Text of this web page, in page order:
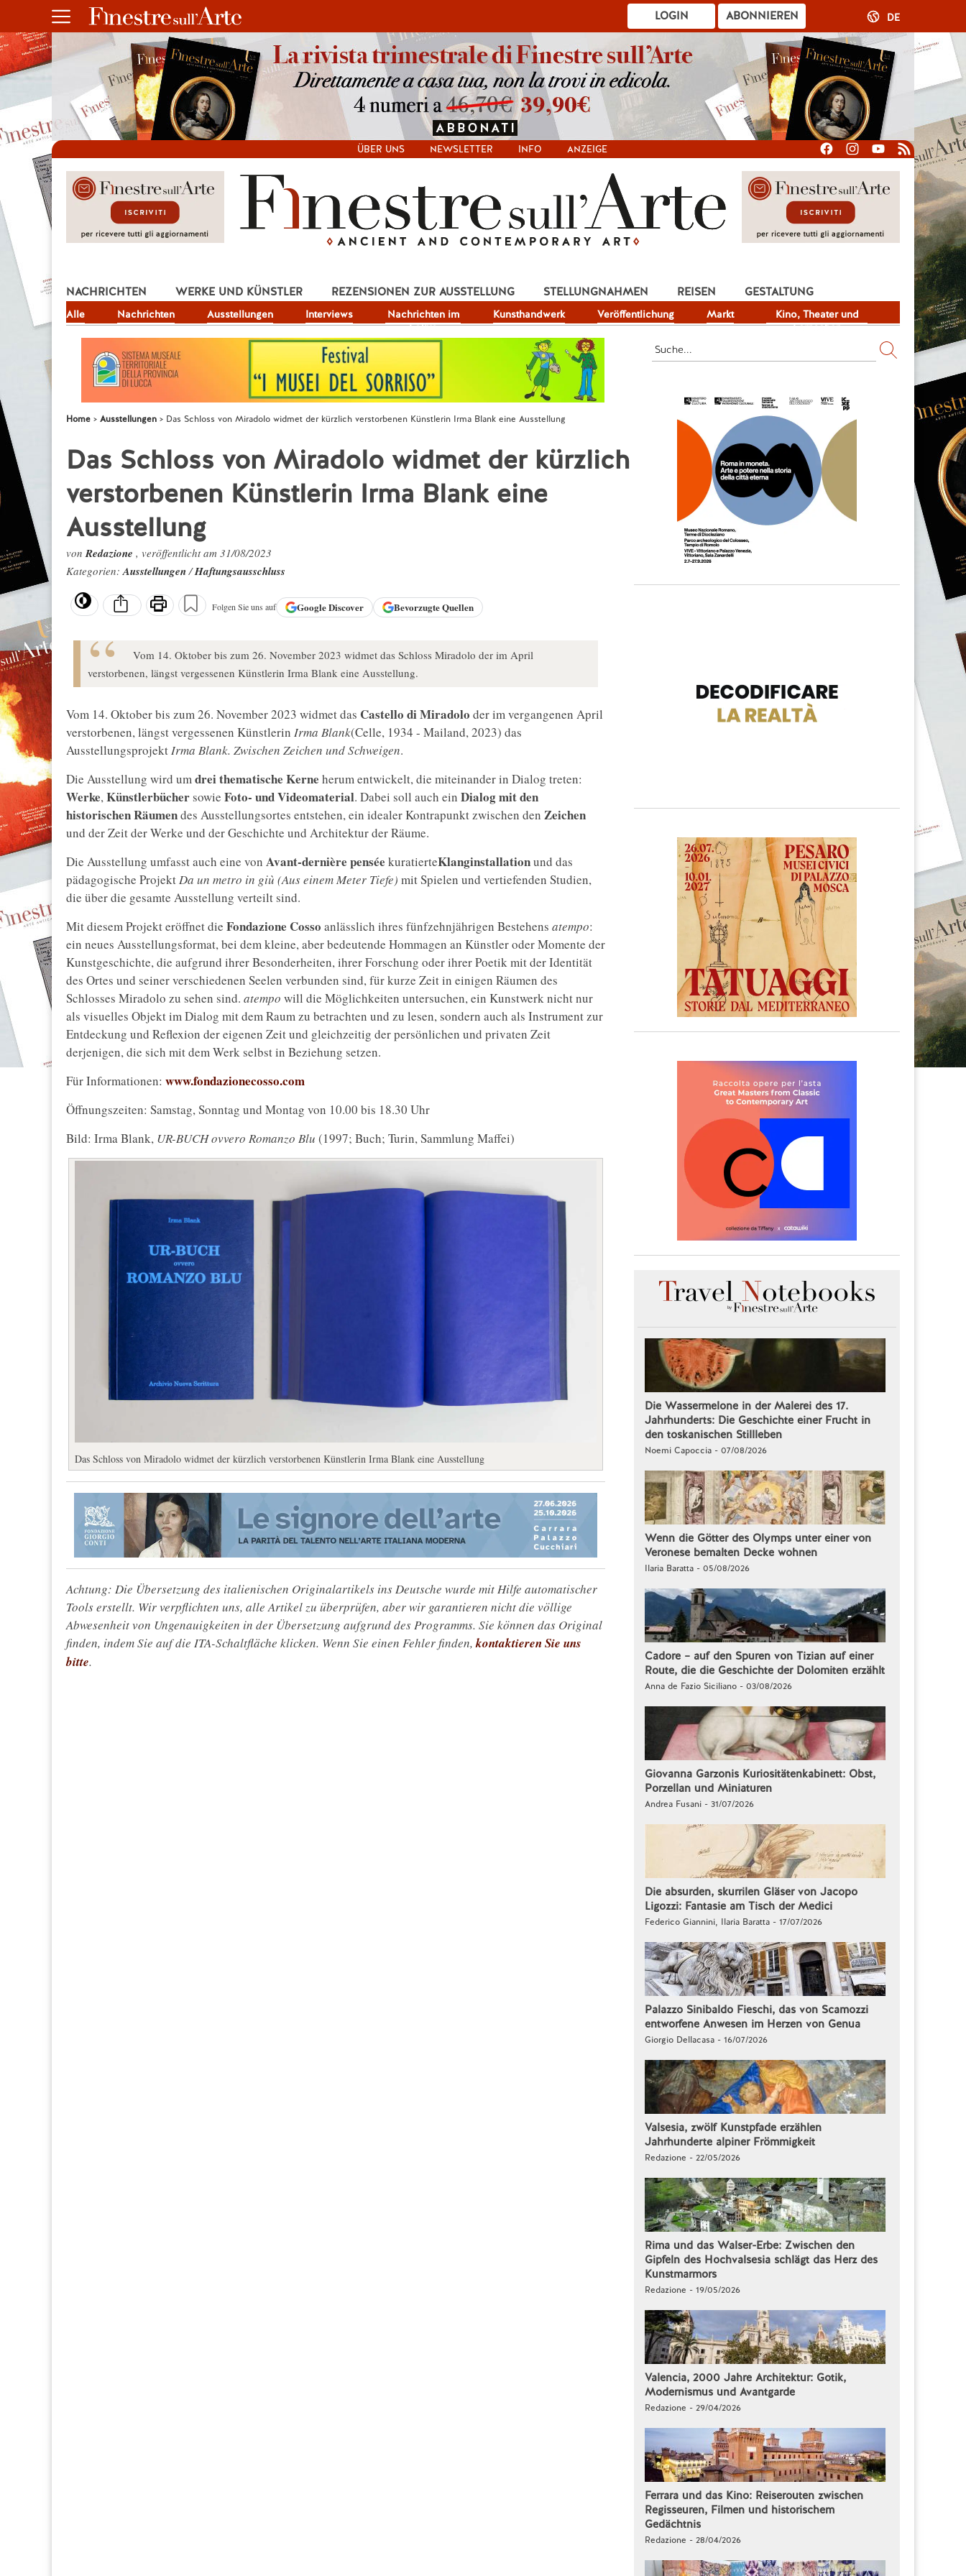
ABONNIEREN
LOGIN DE
ÜBER UNS NEWSLETTER INFO ANZEIGE
NACHRICHTEN
Alle Nachrichten Ausstellungen Interviews
Nachrichten im
Fokus
Kunsthandwerk Veröffentlichung Markt
Kino, Theater und
Fernsehen
WERKE UND KÜNSTLER REZENSIONEN ZUR AUSSTELLUNG STELLUNGNAHMEN REISEN
GESTALTUNG
JOB
Home Ausstellungen Das Schloss von Miradolo widmet der kürzlich verstorbenen Künstlerin Irma Blank eine Ausstellung
Das Schloss von Miradolo widmet der kürzlich
verstorbenen Künstlerin Irma Blank eine
Ausstellung
vonRedazione , veröffentlicht am 31/08/2023
Kategorien:Ausstellungen/Haftungsausschluss
Folgen Sie uns auf GoogleDiscover Bevorzugte Quellen
Vom 14. Oktober bis zum 26. November 2023 widmet das Schloss Miradolo der im April
verstorbenen, längst vergessenen Künstlerin Irma Blank eine Ausstellung.
Vom 14. Oktober bis zum 26. November 2023 widmet das Castello di Miradolo der im vergangenen April
verstorbenen, längst vergessenen Künstlerin Irma Blank(Celle, 1934 - Mailand, 2023) das
AusstellungsprojektIrma Blank. Zwischen Zeichen und Schweigen.
Die Ausstellung wird umdrei thematische Kerne herum entwickelt, die miteinander in Dialog treten:
Werke,Künstlerbücher sowie Foto- und Videomaterial. Dabei soll auch ein Dialog mit den
historischen Räumendes Ausstellungsortes entstehen, ein idealer Kontrapunkt zwischen den Zeichen
und der Zeit der Werke und der Geschichte und Architektur der Räume.
Die Ausstellung umfasst auch eine von Avant-dernière pensée kuratierteKlanginstallationund das
pädagogische ProjektDa un metro in giù (Aus einem Meter Tiefe) mit Spielen und vertiefenden Studien,
die über die gesamte Ausstellung verteilt sind.
Mit diesem Projekt eröffnet die Fondazione Cosso anlässlich ihres fünfzehnjährigen Bestehens atempo:
ein neues Ausstellungsformat, bei dem kleine, aber bedeutende Hommagen an Künstler oder Momente der
Kunstgeschichte, die aufgrund ihrer Besonderheiten, ihrer Forschung oder ihrer Poetik mit der Identität
des Ortes und seiner verschiedenen Seelen verbunden sind, für kurze Zeit in einigen Räumen des
Schlosses Miradolo zu sehen sind. atempo will die Möglichkeiten untersuchen, ein Kunstwerk nicht nur
als visuelles Objekt im Dialog mit dem Raum zu betrachten und zu lesen, sondern auch als Instrument zur
Entdeckung und Reflexion der eigenen Zeit und gleichzeitig der persönlichen und privaten Zeit
derjenigen, die sich mit dem Werk selbst in Beziehung setzen.
Für Informationen: www.fondazionecosso.com
Öffnungszeiten: Samstag, Sonntag und Montag von 10.00 bis 18.30 Uhr
Bild: Irma Blank, UR-BUCH ovvero Romanzo Blu (1997; Buch; Turin, Sammlung Maffei)
Das Schloss von Miradolo widmet der kürzlich verstorbenen Künstlerin Irma Blank eine Ausstellung
Achtung: Die Übersetzung des italienischen Originalartikels ins Deutsche wurde mit Hilfe automatischer
Tools erstellt. Wir verpflichten uns, alle Artikel zu überprüfen, aber wir garantieren nicht die völlige
Abwesenheit von Ungenauigkeiten in der Übersetzung aufgrund des Programms. Sie können das Original
finden, indem Sie auf die ITA-Schaltfläche klicken. Wenn Sie einen Fehler finden,kontaktieren Sie uns
bitte.
Die Wassermelone in der Malerei des 17.
Jahrhunderts: Die Geschichte einer Frucht in
den toskanischen Stillleben
Noemi Capoccia - 07/08/2026
Wenn die Götter des Olymps unter einer von
Veronese bemalten Decke wohnen
Ilaria Baratta - 05/08/2026
Cadore – auf den Spuren von Tizian auf einer
Route, die die Geschichte der Dolomiten erzählt
Anna de Fazio Siciliano - 03/08/2026
Giovanna Garzonis Kuriositätenkabinett: Obst,
Porzellan und Miniaturen
Andrea Fusani - 31/07/2026
Die absurden, skurrilen Gläser von Jacopo
Ligozzi: Fantasie am Tisch der Medici
Federico Giannini, Ilaria Baratta - 17/07/2026
Palazzo Sinibaldo Fieschi, das von Scamozzi
entworfene Anwesen im Herzen von Genua
Giorgio Dellacasa - 16/07/2026
Valsesia, zwölf Kunstpfade erzählen
Jahrhunderte alpiner Frömmigkeit
Redazione - 22/05/2026
Rima und das Walser-Erbe: Zwischen den
Gipfeln des Hochvalsesia schlägt das Herz des
Kunstmarmors
Redazione - 19/05/2026
Valencia, 2000 Jahre Architektur: Gotik,
Modernismus und Avantgarde
Redazione - 29/04/2026
Ferrara und das Kino: Reiserouten zwischen
Regisseuren, Filmen und historischem
Gedächtnis
Redazione - 28/04/2026